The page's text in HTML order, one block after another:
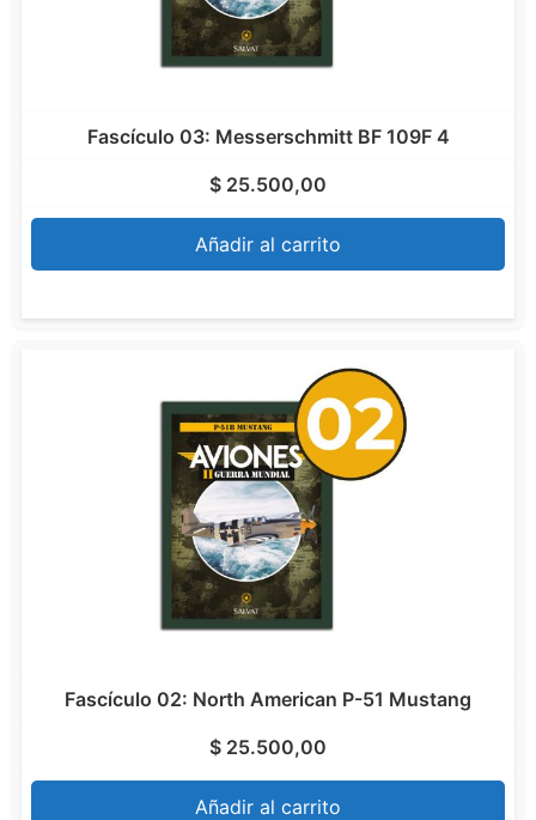
Fascículo 03: Messerschmitt BF 109F 4
$ 25.500,00
Añadir al carrito
Fascículo 02: North American P-51 Mustang
$ 25.500,00
Añadir al carrito